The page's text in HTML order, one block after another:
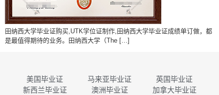
田纳西大学毕业证购买,UTK学位证制作,田纳西大学毕业证成绩单订做，都
是最值得期待的业务。田纳西大学（The […]
美国毕业证 马来亚毕业证
英国毕业证
新西兰毕业证
澳洲毕业证
加拿大毕业证